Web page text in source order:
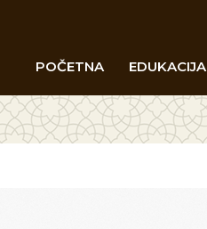
POČETNA EDUKACIJA